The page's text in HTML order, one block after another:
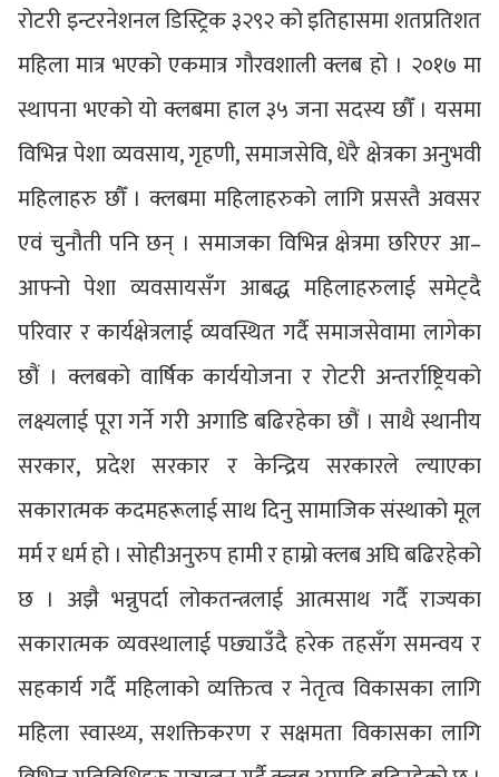
रोटरी इन्टरनेशनल डिस्ट्रिक ३२९२ को इतिहासमा शतप्रतिशत
महिला मात्र भएको एकमात्र गौरवशाली क्लब हो । २०१७ मा
स्थापना भएको यो क्लबमा हाल ३५ जना सदस्य छौँ । यसमा
विभिन्न पेशा व्यवसाय, गृहणी, समाजसेवि, धेरै क्षेत्रका अनुभवी
महिलाहरु छौँ । क्लबमा महिलाहरुको लागि प्रसस्तै अवसर
एवं चुनौती पनि छन् । समाजका विभिन्न क्षेत्रमा छरिएर आ–
आफ्नो पेशा व्यवसायसँग आबद्ध महिलाहरुलाई समेट्दै
परिवार र कार्यक्षेत्रलाई व्यवस्थित गर्दै समाजसेवामा लागेका
छौं । क्लबको वार्षिक कार्ययोजना र रोटरी अन्तर्राष्ट्रियको
लक्ष्यलाई पूरा गर्ने गरी अगाडि बढिरहेका छौं । साथै स्थानीय
सरकार, प्रदेश सरकार र केन्द्रिय सरकारले ल्याएका
सकारात्मक कदमहरूलाई साथ दिनु सामाजिक संस्थाको मूल
मर्म र धर्म हो । सोहीअनुरुप हामी र हाम्रो क्लब अघि बढिरहेको
छ । अझै भन्नुपर्दा लोकतन्त्रलाई आत्मसाथ गर्दै राज्यका
सकारात्मक व्यवस्थालाई पछ्याउँदै हरेक तहसँग समन्वय र
सहकार्य गर्दै महिलाको व्यक्तित्व र नेतृत्व विकासका लागि
महिला स्वास्थ्य, सशक्तिकरण र सक्षमता विकासका लागि